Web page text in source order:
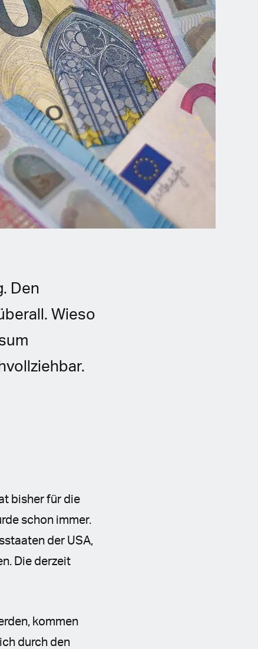
Den
Wieso
bisher für die
schon immer.
der USA,
Die derzeit
kommen
durch den